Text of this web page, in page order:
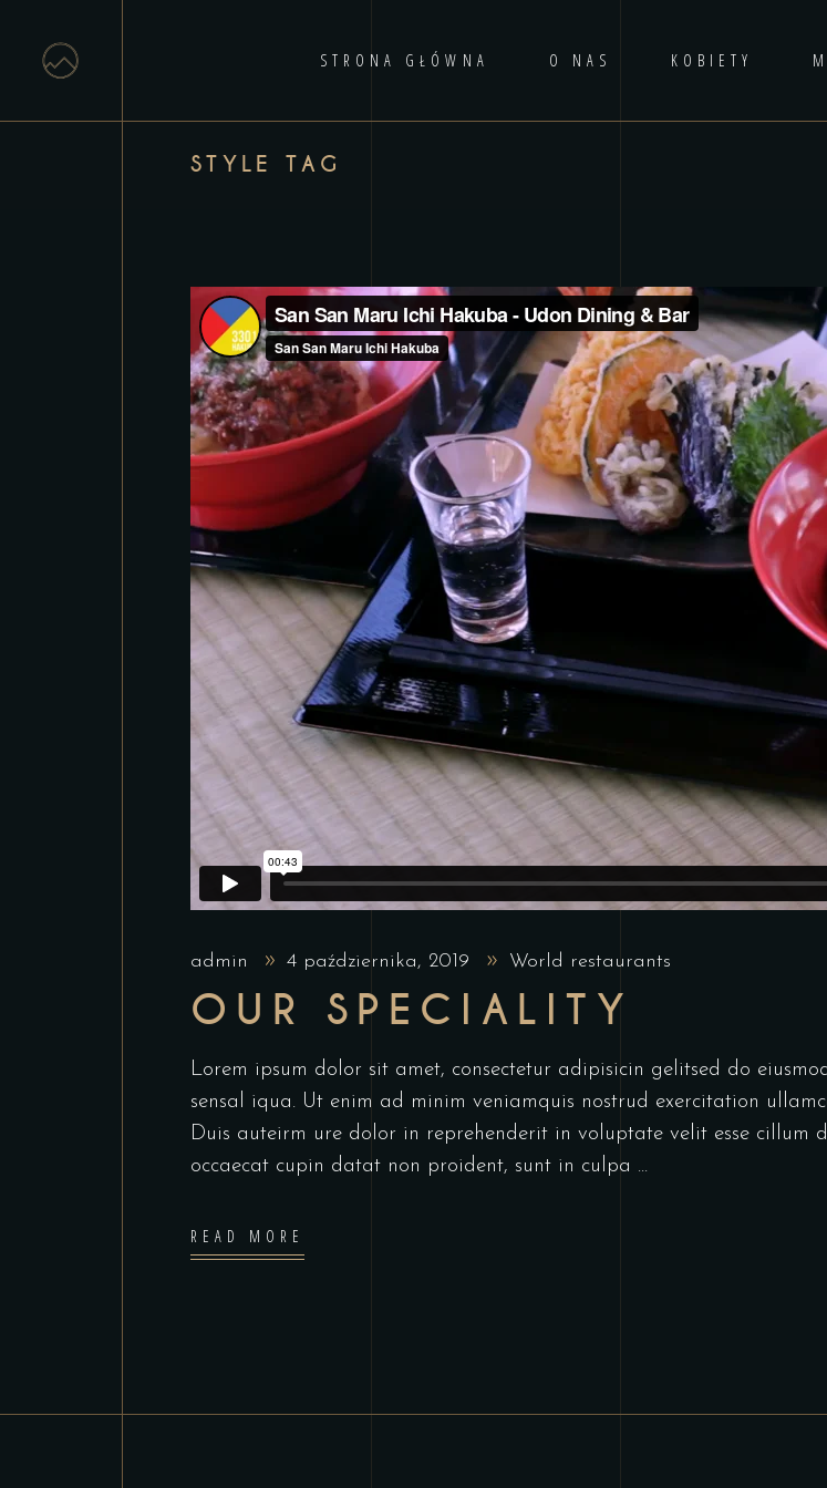
STRONA GŁÓWNA O NAS KOBIETY
STYLE TAG
admin 4 października, 2019 World restaurants
OUR SPECIALITY
Lorem ipsum dolor sit amet, consectetur adipisicin gelitsed do
sensal iqua. Ut enim ad minim veniamquis nostrud exercitation
Duis auteirm ure dolor in reprehenderit in voluptate velit esse cillum
occaecat cupin datat non proident, sunt in culpa
READ MORE